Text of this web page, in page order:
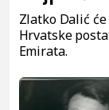
Zlatko Dalić
Hrvatske
Emirata.